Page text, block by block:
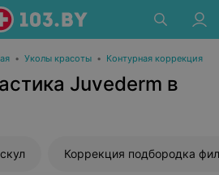
• Уколы красоты • Контурная коррекция
Juvederm в